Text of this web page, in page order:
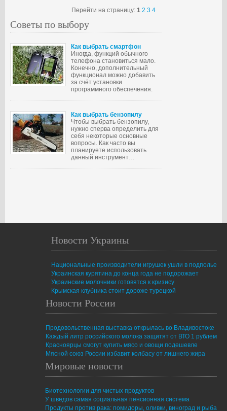
Перейти на страницу: 1 2 3 4
Советы по выбору
Как выбрать смартфон
Иногда, функций обычного
телефона становиться мало.
Конечно, дополнительный
функционал можно добавить
за счёт установки
программного обеспечения.
Как выбрать бензопилу
Чтобы выбрать бензопилу,
нужно сперва определить для
себя некоторые основные
вопросы. Как часто вы
планируете использовать
данный инструмент…
Новости Украины
Национальные производители игрушек ушли в подполье
Украинская курятина до конца года не подорожает
Украинские молочники готовятся к кризису
Крымская клубника стоит дороже турецкой
Новости России
Продовольственная выставка открылась во Владивостоке
Каждый литр российского молока защитят от ВТО 1 рублем
Красноярцы смогут купить мясо и овощи подешевле
Мясной союз России избавит колбасу от лишнего жира
Мировые новости
Биотехнологии для чистых продуктов
У шведов самая социальная пенсионная система
Продукты против рака: помидоры, оливки, виноград и рыба